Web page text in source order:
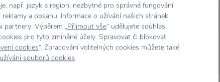
Vůně
např. jazyk a region, nezbytné pro správné fungování
a obsahu. Informace o užívání našich stránek
partnery. Výběrem „Přijmout vše“ udělujete souhlas
pro tyto zmíněné účely. Spravovat či blokovat
cookies“. Zpracování volitelných cookies můžete také
souborů cookies.